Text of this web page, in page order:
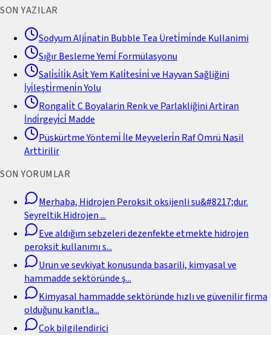
SON YAZILAR
Sodyum Alji̇natin Bubble Tea Üreti̇mi̇nde Kullanimi
Sığır Besleme Yemi̇ Formülasyonu
Sali̇si̇li̇k Asi̇t Yem Kali̇tesi̇ni̇ ve Hayvan Sağliğini
İyi̇leşti̇rmeni̇n Yolu
Rongali̇t C Boyalarin Renk ve Parlakliğini Artiran
İndi̇rgeyi̇ci̇ Madde
Püskürtme Yöntemi̇ İle Meyveleri̇n Raf Ömrü Nasil
Arttirilir
SON YORUMLAR
Merhaba, Hidrojen Peroksit oksijenli su&#8217;dur.
Seyreltik Hidrojen...
Eve aldığım sebzeleri dezenfekte etmekte hidrojen
peroksit kullanımı s...
Urun ve sevkiyat konusunda basarili, kimyasal ve
hammadde sektöründe ş...
Kimyasal hammadde sektöründe hızlı ve güvenilir firma
olduğunu kanıtla...
Cok bilgilendirici